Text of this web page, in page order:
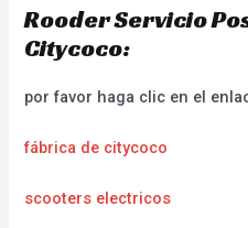
Rooder Servicio
Citycoco:
por favor haga clic en el
fábrica de citycoco
scooters electricos